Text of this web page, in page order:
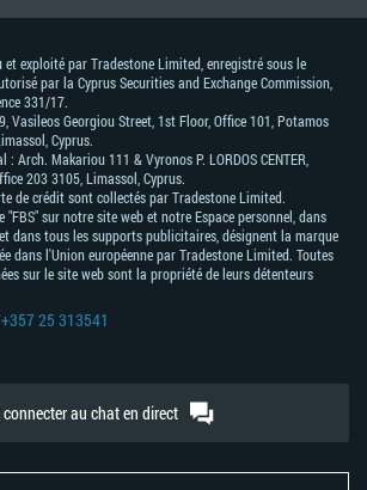
et exploité par Tradestone Limited, enregistré sous le
par la Cyprus Securities and Exchange Commission,
331/17.
Vasileos Georgiou Street, 1st Floor, Office 101, Potamos
Cyprus.
: Arch. Makariou 111 & Vyronos Р. LORDOS CENTER,
203 3105, Limassol, Cyprus.
de crédit sont collectés par Tradestone Limited.
"FBS" sur notre site web et notre Espace personnel, dans
dans tous les supports publicitaires, désignent la marque
dans l'Union européenne par Tradestone Limited. Toutes
sur le site web sont la propriété de leurs détenteurs
+357 25 313541
connecter au chat en direct